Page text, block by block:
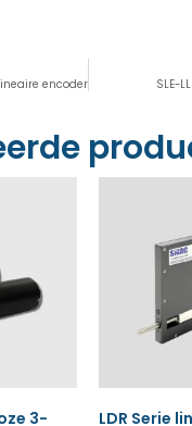
SLE-
encoder
3- LDR Serie